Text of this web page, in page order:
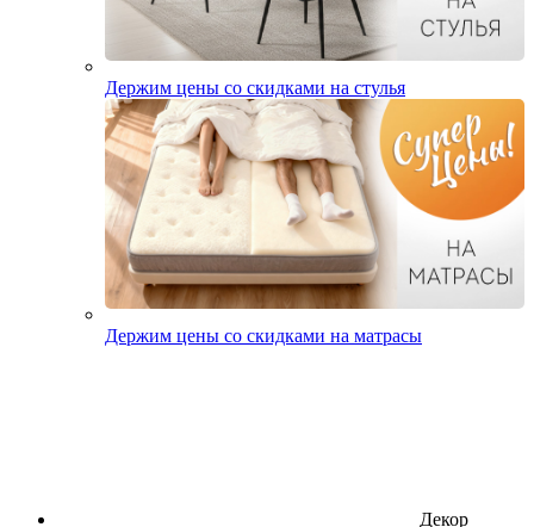
Держим цены со скидками на стулья
Держим цены со скидками на матрасы
Декор